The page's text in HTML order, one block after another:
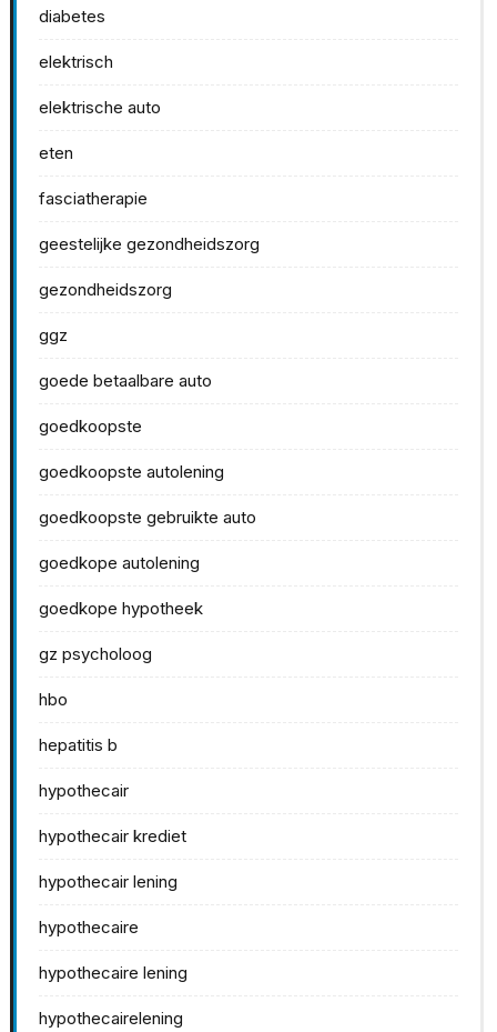
diabetes
elektrisch
elektrische auto
eten
fasciatherapie
geestelijke gezondheidszorg
gezondheidszorg
ggz
goede betaalbare auto
goedkoopste
goedkoopste autolening
goedkoopste gebruikte auto
goedkope autolening
goedkope hypotheek
gz psycholoog
hbo
hepatitis b
hypothecair
hypothecair krediet
hypothecair lening
hypothecaire
hypothecaire lening
hypothecairelening